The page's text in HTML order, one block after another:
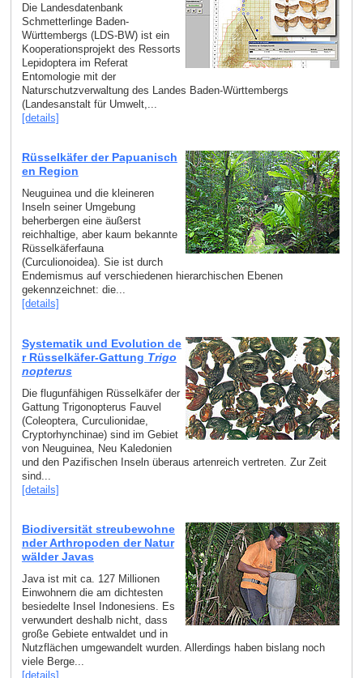
Die Landesdatenbank
Schmetterlinge Baden-
Württembergs (LDS-BW) ist ein
Kooperationsprojekt des Ressorts
Lepidoptera im Referat
Entomologie mit der
Naturschutzverwaltung des Landes Baden-Württembergs
(Landesanstalt für Umwelt,...
[details]
Rüsselkäfer der Papuanisch
en Region
Neuguinea und die kleineren
Inseln seiner Umgebung
beherbergen eine äußerst
reichhaltige, aber kaum bekannte
Rüsselkäferfauna
(Curculionoidea). Sie ist durch
Endemismus auf verschiedenen hierarchischen Ebenen
gekennzeichnet: die...
[details]
Systematik und Evolution de
r Rüsselkäfer-Gattung Trigo
nopterus
Die flugunfähigen Rüsselkäfer der
Gattung Trigonopterus Fauvel
(Coleoptera, Curculionidae,
Cryptorhynchinae) sind im Gebiet
von Neuguinea, Neu Kaledonien
und den Pazifischen Inseln überaus artenreich vertreten. Zur Zeit
sind...
[details]
Biodiversität streubewohne
nder Arthropoden der Natur
wälder Javas
Java ist mit ca. 127 Millionen
Einwohnern die am dichtesten
besiedelte Insel Indonesiens. Es
verwundert deshalb nicht, dass
große Gebiete entwaldet und in
Nutzflächen umgewandelt wurden. Allerdings haben bislang noch
viele Berge...
[details]